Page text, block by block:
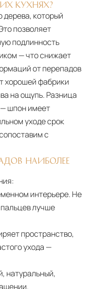
КУХНЯХ?
дерева, который
позволяет
подлинность
— что снижает
от перепадов
хорошей фабрики
на ощупь. Разница
— шпон имеет
уходе срок
с
НАИБОЛЕЕ
интерьере. Не
лучше
пространство,
ухода —
натуральный,